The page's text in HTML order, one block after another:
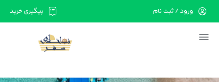
در حال حاضر ارتباط با سرور قطع می باشد لطفا
پیگیری خرید ورود / ثبت نام